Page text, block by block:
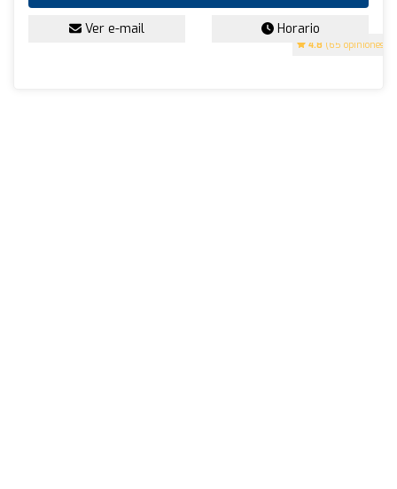
4.8 (65 opiniones)
Ver e-mail Horario